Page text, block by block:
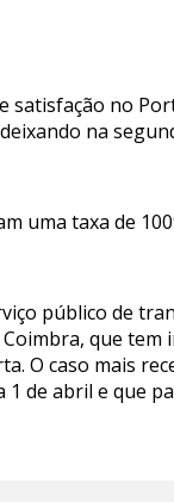
satisfação no
na
uma taxa de
público de
que
O caso mais
de abril e que